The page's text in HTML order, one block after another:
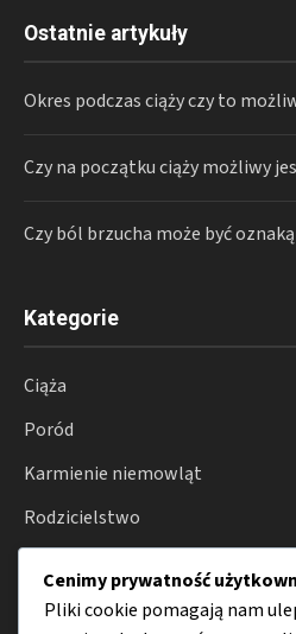
Ostatnie artykuły
Okres podczas ciąży czy to
Czy na początku ciąży możliwy
Czy ból brzucha może być oznaką
Kategorie
Ciąża
Poród
Karmienie niemowląt
Rodzicielstwo
Porady
Cenimy prywatność
Pliki cookie pomagają nam